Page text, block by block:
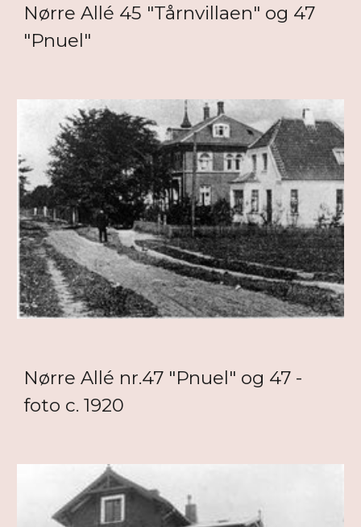
Nørre Allé 45 "Tårnvillaen" og 47
"Pnuel"
Nørre Allé nr.47 "Pnuel" og 47 -
foto c. 1920